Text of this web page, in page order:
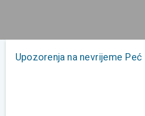
Upozorenja na nevrijeme Peć